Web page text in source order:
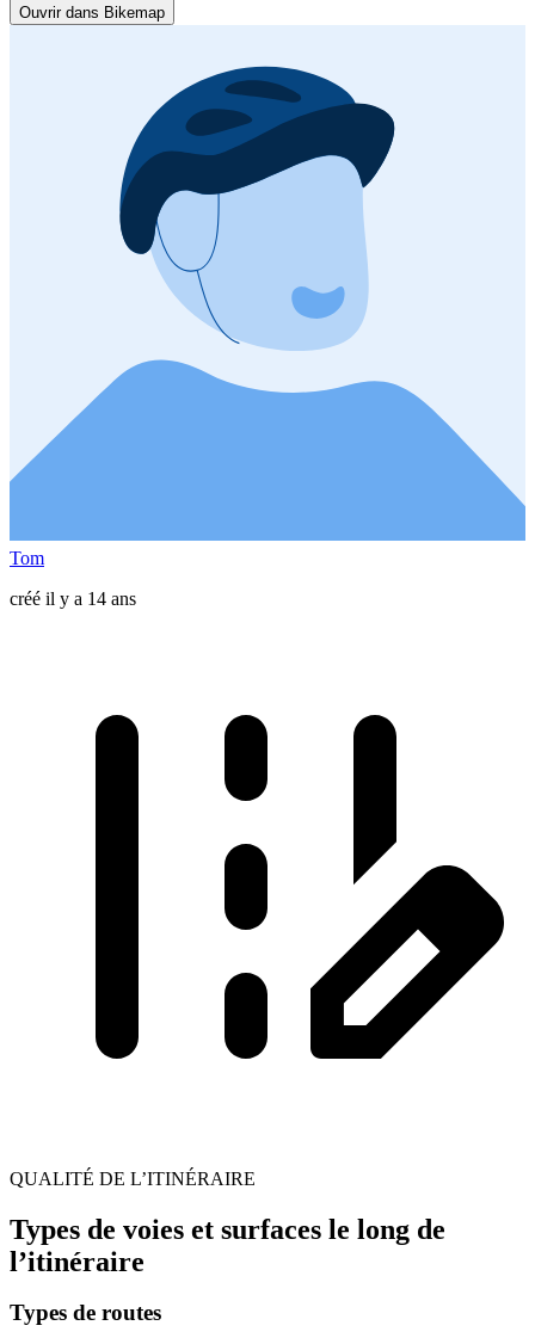
Ouvrir dans Bikemap
Tom
créé il y a 14 ans
QUALITÉ DE L’ITINÉRAIRE
Types de voies et surfaces le long de
l’itinéraire
Types de routes